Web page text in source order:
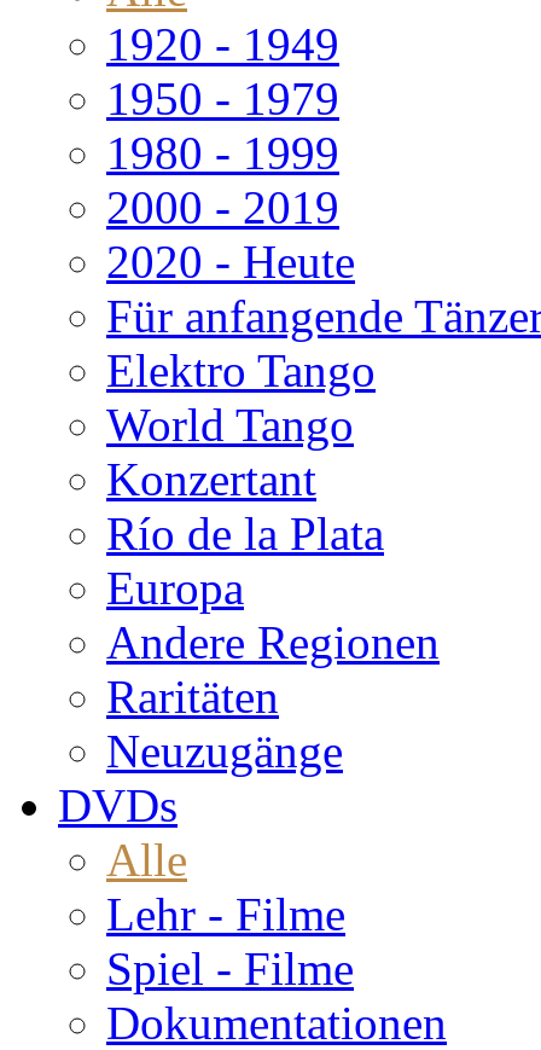
1920 - 1949
1950 - 1979
1980 - 1999
2000 - 2019
2020 - Heute
Für anfangende
Elektro Tango
World Tango
Konzertant
Río de la Plata
Europa
Andere Regionen
Raritäten
Neuzugänge
DVDs
Alle
Lehr - Filme
Spiel - Filme
Dokumentationen